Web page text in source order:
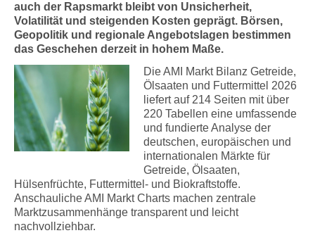
auch der Rapsmarkt bleibt von Unsicherheit,
Volatilität und steigenden Kosten geprägt. Börsen,
Geopolitik und regionale Angebotslagen bestimmen
das Geschehen derzeit in hohem Maße.
Die AMI Markt Bilanz Getreide,
Ölsaaten und Futtermittel 2026
liefert auf 214 Seiten mit über
220 Tabellen eine umfassende
und fundierte Analyse der
deutschen, europäischen und
internationalen Märkte für
Getreide, Ölsaaten,
Hülsenfrüchte, Futtermittel- und Biokraftstoffe.
Anschauliche AMI Markt Charts machen zentrale
Marktzusammenhänge transparent und leicht
nachvollziehbar.